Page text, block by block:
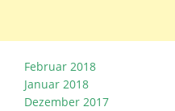
Februar 2018
Januar 2018
Dezember 2017